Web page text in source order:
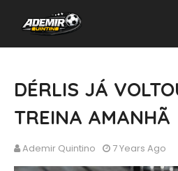
DÉRLIS JÁ
TREINA AMANHÃ
Ademir Quintino 7 Years Ago